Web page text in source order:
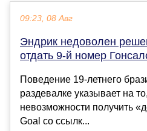
09:23, 08 Авг
Эндрик недоволен
отдать 9-й номер
Поведение 19-летнего
раздевалке указывает на
невозможности получить
Goal со ссылк...